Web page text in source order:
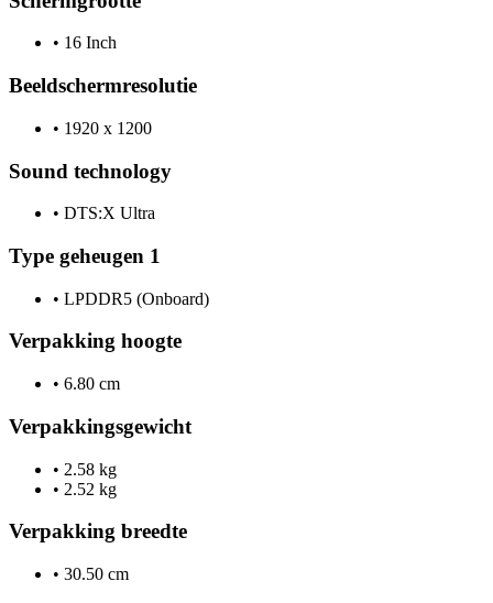
• 16 Inch
Beeldschermresolutie
• 1920 x 1200
Sound technology
• DTS:X Ultra
Type geheugen 1
• LPDDR5 (Onboard)
Verpakking hoogte
• 6.80 cm
Verpakkingsgewicht
• 2.58 kg
• 2.52 kg
Verpakking breedte
• 30.50 cm